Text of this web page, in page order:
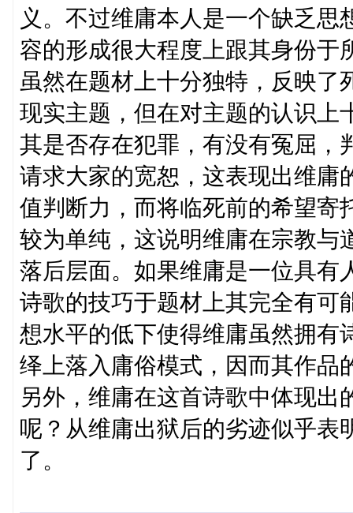
义。不过维庸本人是一个缺乏
容的形成很大程度上跟其身份于
虽然在题材上十分独特，反映了
现实主题，但在对主题的认识上
其是否存在犯罪，有没有冤屈，
请求大家的宽恕，这表现出维庸
值判断力，而将临死前的希望寄
较为单纯，这说明维庸在宗教与
落后层面。如果维庸是一位具有
诗歌的技巧于题材上其完全有可
想水平的低下使得维庸虽然拥有
绎上落入庸俗模式，因而其作品
另外，维庸在这首诗歌中体现
呢？从维庸出狱后的劣迹似乎表
了。